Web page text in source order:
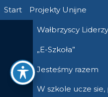
Przejdź
do
Start Projekty Unijne
Wałbrzyscy
„E-Szkoła”
Jesteśmy razem
W szkole ucze